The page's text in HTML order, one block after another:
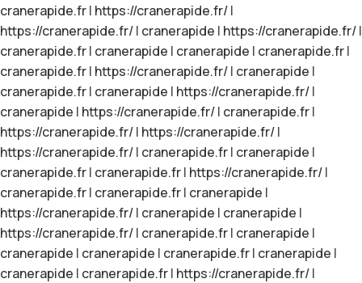
cranerapide.fr| https://cranerapide.fr/|
https://cranerapide.fr/| cranerapide | https://cranerapide.fr/|
cranerapide.fr| cranerapide | cranerapide | cranerapide.fr|
cranerapide.fr| https://cranerapide.fr/| cranerapide |
cranerapide.fr| cranerapide | https://cranerapide.fr/|
cranerapide | https://cranerapide.fr/| cranerapide.fr|
https://cranerapide.fr/| https://cranerapide.fr/|
https://cranerapide.fr/| cranerapide.fr| cranerapide |
cranerapide.fr| cranerapide.fr| https://cranerapide.fr/|
cranerapide.fr| cranerapide.fr| cranerapide |
https://cranerapide.fr/| cranerapide | cranerapide |
https://cranerapide.fr/| cranerapide.fr| cranerapide |
cranerapide | cranerapide | cranerapide.fr| cranerapide |
cranerapide | cranerapide.fr| https://cranerapide.fr/|